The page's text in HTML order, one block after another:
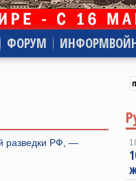
ФОРУМ
разведки РФ, —